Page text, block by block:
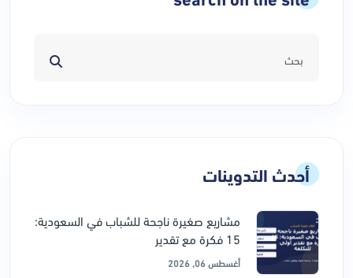
أحدث التدوينات
مشاريع صغيرة ناجحة للشباب في السعودية:
15 فكرة مع تقدير
أغسطس 06, 2026